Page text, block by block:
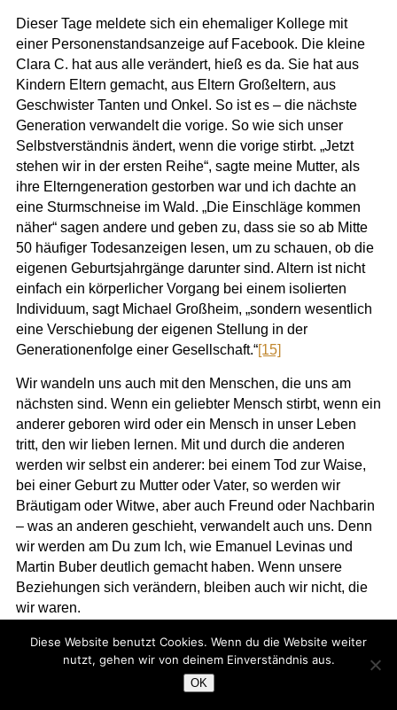
Dieser Tage meldete sich ein ehemaliger Kollege mit
einer Personenstandsanzeige auf Facebook. Die kleine
Clara C. hat aus alle verändert, hieß es da. Sie hat aus
Kindern Eltern gemacht, aus Eltern Großeltern, aus
Geschwister Tanten und Onkel. So ist es – die nächste
Generation verwandelt die vorige. So wie sich unser
Selbstverständnis ändert, wenn die vorige stirbt. „Jetzt
stehen wir in der ersten Reihe“, sagte meine Mutter, als
ihre Elterngeneration gestorben war und ich dachte an
eine Sturmschneise im Wald. „Die Einschläge kommen
näher“ sagen andere und geben zu, dass sie so ab Mitte
50 häufiger Todesanzeigen lesen, um zu schauen, ob die
eigenen Geburtsjahrgänge darunter sind. Altern ist nicht
einfach ein körperlicher Vorgang bei einem isolierten
Individuum, sagt Michael Großheim, „sondern wesentlich
eine Verschiebung der eigenen Stellung in der
Generationenfolge einer Gesellschaft.“[15]
Wir wandeln uns auch mit den Menschen, die uns am
nächsten sind. Wenn ein geliebter Mensch stirbt, wenn ein
anderer geboren wird oder ein Mensch in unser Leben
tritt, den wir lieben lernen. Mit und durch die anderen
werden wir selbst ein anderer: bei einem Tod zur Waise,
bei einer Geburt zu Mutter oder Vater, so werden wir
Bräutigam oder Witwe, aber auch Freund oder Nachbarin
– was an anderen geschieht, verwandelt auch uns. Denn
wir werden am Du zum Ich, wie Emanuel Levinas und
Martin Buber deutlich gemacht haben. Wenn unsere
Beziehungen sich verändern, bleiben auch wir nicht, die
wir waren.
Die Fotoreporterin Maggie Steber hat ihre Mutter in den
letzten Lebensjahren mit der Kamera begleitet. [16]In einer
Altenwohnung in Miami dokumentierte sie deren
Diese Website benutzt Cookies. Wenn du die Website weiter
nutzt, gehen wir von deinem Einverständnis aus.
OK